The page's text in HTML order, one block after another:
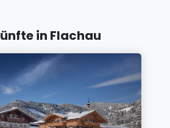
in Flachau